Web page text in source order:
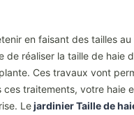
en faisant des tailles
réaliser la taille de haie
Ces travaux vont
traitements, votre haie
Lejardinier Taille de